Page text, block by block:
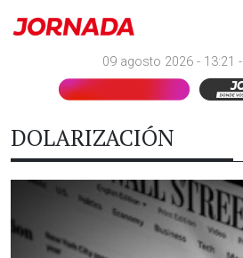
09 agosto 2026 - 13:21 -
DOLARIZACIÓN